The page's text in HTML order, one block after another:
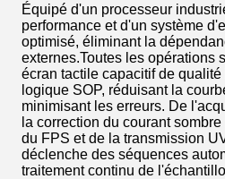
Équipé d'un processeur
performance et d'un système
optimisé, éliminant la
externes.Toutes les opérations
écran tactile capacitif de
logique SOP, réduisant la
minimisant les erreurs. De
la correction du courant
du FPS et de la transmission
déclenche des séquences
traitement continu de